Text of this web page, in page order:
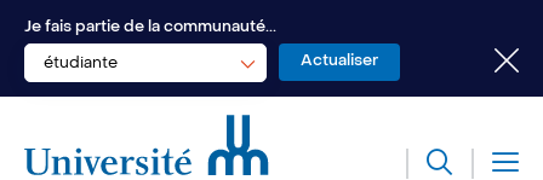
Je fais partie de la communauté...
étudiante